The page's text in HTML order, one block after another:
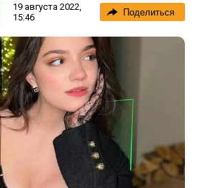
19 августа 2022,
15:46
Поделиться